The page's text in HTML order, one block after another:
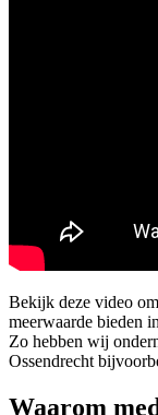
Bekijk deze video
meerwaarde bieden
Zo hebben wij
Ossendrecht
Waarom